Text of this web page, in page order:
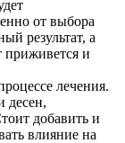
от выбора
результат, а
приживется и
лечения.
десен,
добавить и
влияние на